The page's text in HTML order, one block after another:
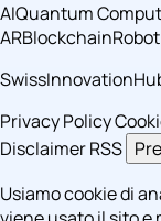
AIQuantum
ARBlockchain
Privacy Policy
DisclaimerRSS
Usiamo cookie di